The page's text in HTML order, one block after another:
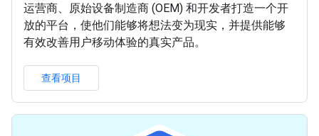
运营商、原始设备制造商 (OEM) 和开发者打造一个开
放的平台，使他们能够将想法变为现实，并提供能够
有效改善用户移动体验的真实产品。
查看项目